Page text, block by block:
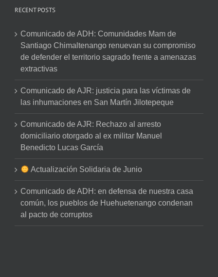
RECENT POSTS
Comunicado de ADH: Comunidades Mam de
Santiago Chimaltenango renuevan su compromiso
de defender el territorio sagrado frente a amenazas
extractivas
Comunicado de AJR: justicia para las víctimas de
las inhumaciones en San Martín Jilotepeque
Comunicado de AJR: Rechazo al arresto
domiciliario otorgado al ex militar Manuel
Benedicto Lucas García
Actualización Solidaria de Junio
Comunicado de ADH: en defensa de nuestra casa
común, los pueblos de Huehuetenango condenan
al pacto de corruptos